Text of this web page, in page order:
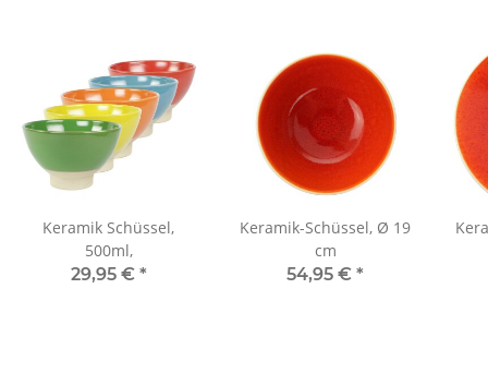
Keramik Schüssel,
500ml,
29,95 € *
Keramik-Schüssel, Ø 19
cm
54,95 € *